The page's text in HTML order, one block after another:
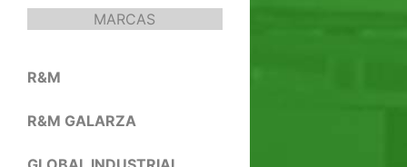
MARCAS
R&M
R&M GALARZA